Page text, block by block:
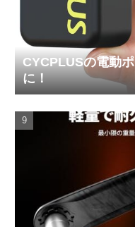
CYCPLUSの電動
に！